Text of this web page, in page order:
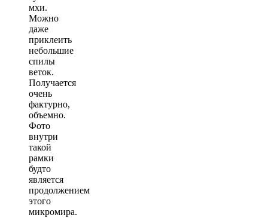
мхи.
Можно
даже
приклеить
небольшие
спилы
веток.
Получается
очень
фактурно,
объемно.
Фото
внутри
такой
рамки
будто
является
продолжением
этого
микромира.